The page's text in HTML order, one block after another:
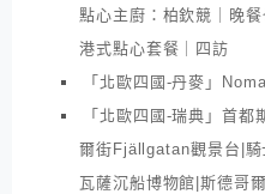
點心主廚：柏欽競｜晚
港式點心套餐｜四訪
「北歐四國-丹麥」
「北歐四國-瑞典」首
爾街Fjällgatan觀景台|騎
瓦薩沉船博物館|斯德哥